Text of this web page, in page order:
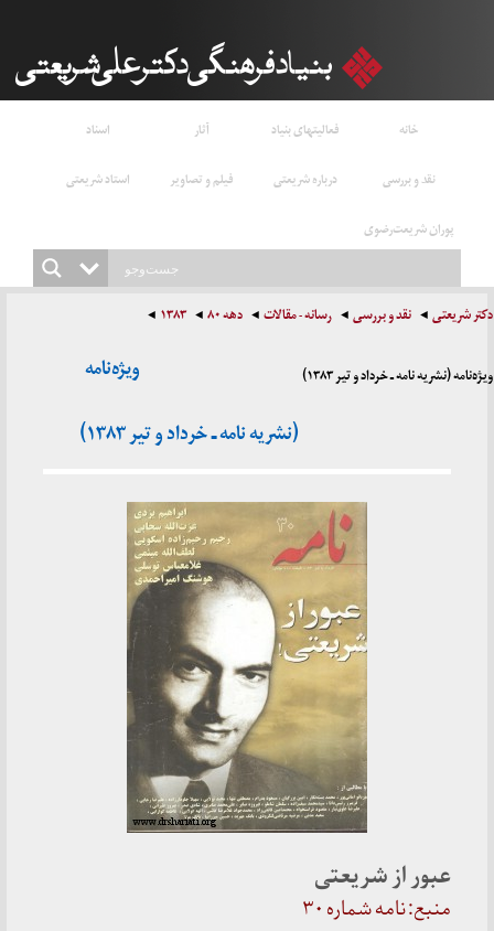
خانه فعالیتهای بنیاد آثار
اسناد
نقد و بررسی
درباره شریعتی فیلم و تصاویر
استاد شریعتی
پوران شریعت‌رضوی
دکتر شریعتی نقد و بررسی رسانه - مقالات دهه ۸۰ ۱۳۸۳
ویژه‌نامه (نشریه نامه ـ خرداد و تیر ۱۳۸۳)
ویژه‌نامه
(نشریه نامه ـ خرداد و تیر ۱۳۸۳)
عبور از شریعتی
منبع: نامه شماره ۳۰